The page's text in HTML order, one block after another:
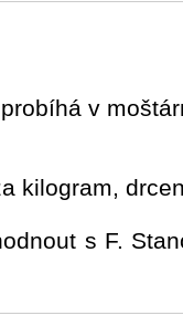
v
kilogram,
s F.